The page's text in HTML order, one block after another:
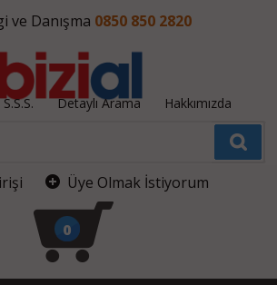
ve Danışma 0850 850 2820
S.S.S. Detaylı Arama Hakkımızda
Üye Olmak İstiyorum
0